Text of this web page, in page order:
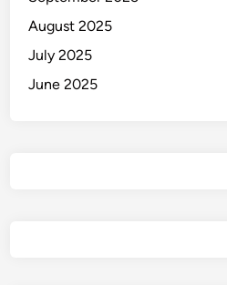
August 2025
July 2025
June 2025